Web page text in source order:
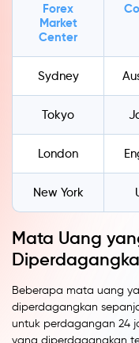
Forex
Market
Center
Sydney
Tokyo
London
New York
Mata Uang
Beberapa mata uang
diperdagangkan
untuk perdagangan 24
yang diperdagangkan